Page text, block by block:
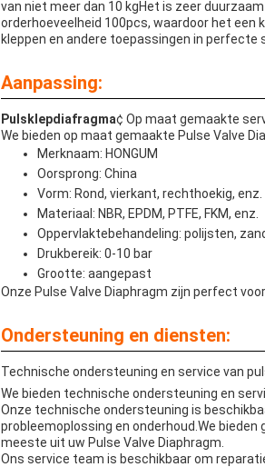
van niet meer dan 10 kgHet is zeer
orderhoeveelheid 100pcs, waardoor het
kleppen en andere toepassingen in perfecte
Aanpassing:
Pulsklepdiafragma¢ Op maat gemaakte
We bieden op maat gemaakte Pulse Valve
Merknaam: HONGUM
Oorsprong: China
Vorm: Rond, vierkant, rechthoekig, enz.
Materiaal: NBR, EPDM, PTFE, FKM, enz.
Oppervlaktebehandeling: polijsten,
Drukbereik: 0-10 bar
Grootte: aangepast
Onze Pulse Valve Diaphragm zijn perfect
Ondersteuning en diensten:
Technische ondersteuning en service van
We bieden technische ondersteuning en
Onze technische ondersteuning is
probleemoplossing en onderhoud.We
meeste uit uw Pulse Valve Diaphragm.
Ons service team is beschikbaar om